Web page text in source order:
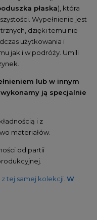
płaska), która
Wypełnienie jest
dzięki temu nie
użytkowania i
jak i w podróży. Umili
lub w innym
ją specjalnie
i z
materiałów.
od partii
tej samej kolekcji. W